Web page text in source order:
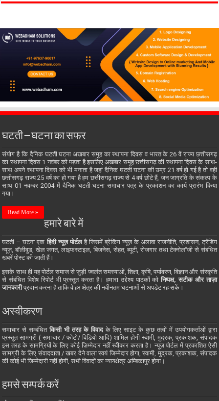
घटती – घटना का सफर
संयोग है कि दैनिक घटती घटना अखबार समूह का स्थापना दिवस व भारत के 26 वें राज्य छत्तीसगढ़
का स्थापना दिवस 1 नवंबर को पड़ता है इसलिए अखबार समूह छत्तीसगढ़ की स्थापना दिवस के साथ-
साथ अपने स्थापना दिवस को भी मनाता है जहां दैनिक घटती घटना की उम्र 21 वर्ष हो गई है तो वही
छत्तीसगढ़ राज्य 25 वर्ष का हो गया है हम छत्तीसगढ़ राज्य से 4 वर्ष छोटे हैं, जन जाग्रति के संकल्प के
साथ 01 नवम्बर 2004 में दैनिक घटती-घटना समाचार पत्र के प्रकाशन का कार्य प्रारंभ किया
गया।
Read More »
हमारे बारे में
घटती – घटना एक हिंदी न्यूज़ पोर्टलहै जिसमें ब्रेकिंग न्यूज़ के अलावा राजनीति, प्रशासन, ट्रेंडिंग
न्यूज़, बॉलीवुड, खेल जगत, लाइफस्टाइल, बिजनेस, सेहत, ब्यूटी, रोजगार तथा टेक्नोलॉजी से संबंधित
खबरें पोस्ट की जाती हैं।
इसके साथ ही यह पोर्टल समाज से जुड़ी ज्वलंत समस्याओं, शिक्षा, कृषि, पर्यावरण, विज्ञान और संस्कृति
से संबंधित विशेष रिपोर्ट भी प्रस्तुत करता है। हमारा उद्देश्य पाठकों कोनिष्पक्ष, सटीक और ताज़ा
जानकारीप्रदान करना है ताकि वे हर क्षेत्र की नवीनतम घटनाओं से अपडेट रह सकें।
अस्वीकरण
समाचार से सम्बंधितकिसी भी तरह के विवादके लिए साइट के कुछ तत्वों में उपयोगकर्ताओं द्वारा
प्रस्तुत सामग्री ( समाचार / फोटो/ विडियो आदि) शामिल होगी स्वामी, मुद्रक, प्रकाशक, संपादक
इस तरह के सामग्रियों के लिए कोई ज़िम्मेदार नहीं स्वीकार करता है। न्यूज़ पोर्टल में प्रकाशित ऐसी
सामग्री के लिए संवाददाता / खबर देने वाला स्वयं जिम्मेदार होगा, स्वामी, मुद्रक, प्रकाशक, संपादक
की कोई भी जिम्मेदारी नहीं होगी, सभी विवादों का न्यायक्षेत्र अम्बिकापुर होगा।
हमसे सम्पर्क करें